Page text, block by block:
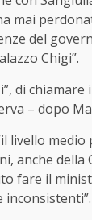
mai
del
Chigi”.
di chiamare
– dopo
livello
anche della
fare il